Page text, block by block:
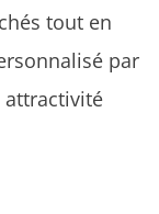
tout en
par
attractivité